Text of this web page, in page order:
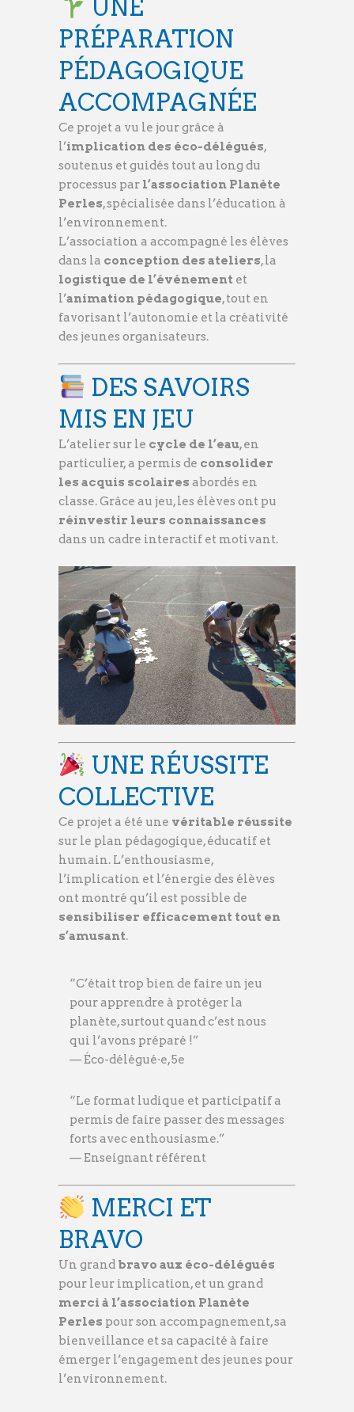
UNE
PRÉPARATION
PÉDAGOGIQUE
ACCOMPAGNÉE
Ce projet a vu le jour grâce à
l’implication des éco-délégués,
soutenus et guidés tout au long du
processus par l’association Planète
Perles, spécialisée dans l’éducation à
l’environnement.
L’association a accompagné les élèves
dans la conception des ateliers, la
logistique de l’événement et
l’animation pédagogique, tout en
favorisant l’autonomie et la créativité
des jeunes organisateurs.
DES SAVOIRS
MIS EN JEU
L’atelier sur le cycle de l’eau, en
particulier, a permis de consolider
les acquis scolaires abordés en
classe. Grâce au jeu, les élèves ont pu
réinvestir leurs connaissances
dans un cadre interactif et motivant.
UNE RÉUSSITE
COLLECTIVE
Ce projet a été une véritable réussite
sur le plan pédagogique, éducatif et
humain. L’enthousiasme,
l’implication et l’énergie des élèves
ont montré qu’il est possible de
sensibiliser efficacement tout en
s’amusant.
“C’était trop bien de faire un jeu
pour apprendre à protéger la
planète, surtout quand c’est nous
qui l’avons préparé !”
— Éco-délégué·e, 5e
“Le format ludique et participatif a
permis de faire passer des messages
forts avec enthousiasme.”
— Enseignant référent
MERCI ET
BRAVO
Un grand bravo aux éco-délégués
pour leur implication, et un grand
merci à l’association Planète
Perles pour son accompagnement, sa
bienveillance et sa capacité à faire
émerger l’engagement des jeunes pour
l’environnement.